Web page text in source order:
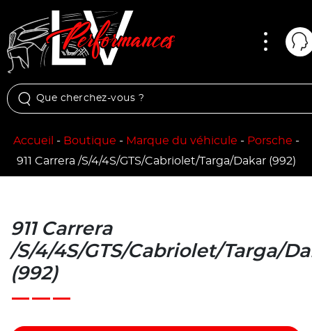
Accueil - Boutique - Marque du véhicule - Porsche -
911 Carrera /S/4/4S/GTS/Cabriolet/Targa/Dakar (992)
911 Carrera
/S/4/4S/GTS/Cabriolet/Targa/
(992)